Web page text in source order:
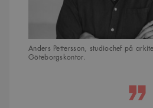
Anders Pettersson, studiochef på
Göteborgskontor.